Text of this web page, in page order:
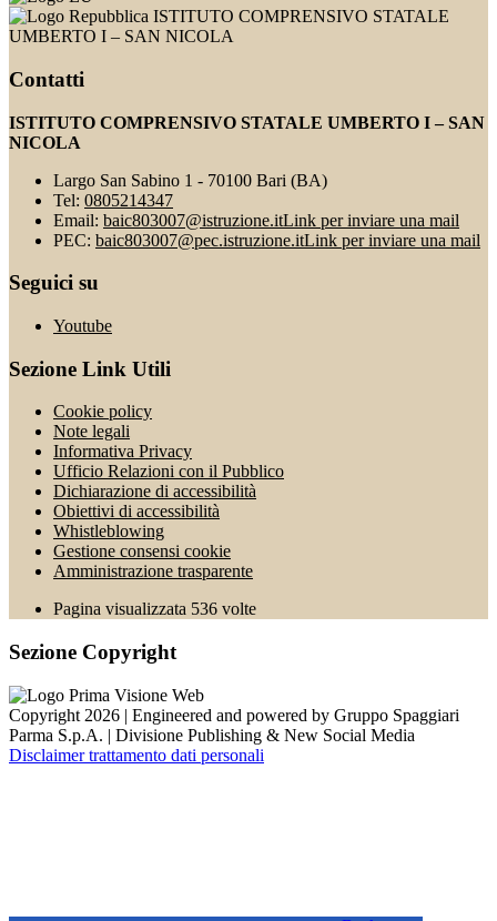
ISTITUTO COMPRENSIVO STATALE
UMBERTO I – SAN NICOLA
Contatti
ISTITUTO COMPRENSIVO STATALE UMBERTO I – SAN
NICOLA
Largo San Sabino 1 - 70100 Bari (BA)
Tel: 0805214347
Email: baic803007@istruzione.itLink per inviare una mail
PEC: baic803007@pec.istruzione.itLink per inviare una mail
Seguici su
Youtube
Sezione Link Utili
Cookie policy
Note legali
Informativa Privacy
Ufficio Relazioni con il Pubblico
Dichiarazione di accessibilità
Obiettivi di accessibilità
Whistleblowing
Gestione consensi cookie
Amministrazione trasparente
Pagina visualizzata 536 volte
Sezione Copyright
Copyright 2026 | Engineered and powered by Gruppo Spaggiari
Parma S.p.A. | Divisione Publishing & New Social Media
Disclaimer trattamento dati personali